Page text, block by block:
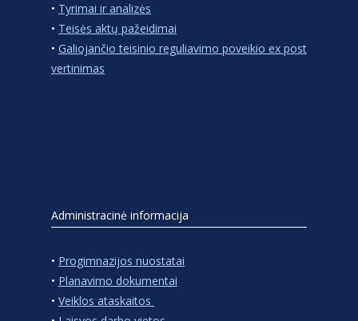
• Tyrimai ir analizės
• Teisės aktų pažeidimai
• Galiojančio teisinio reguliavimo poveikio ex post
vertinimas
Administracinė informacija
• Progimnazijos nuostatai
• Planavimo dokumentai
• Veiklos ataskaitos